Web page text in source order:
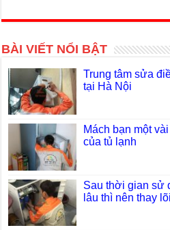
BÀI VIẾT NỔI BẬT
Trung tâm sửa
tại Hà Nội
Mách bạn một
của tủ lạnh
Sau thời gian sử
lâu thì nên thay lõi